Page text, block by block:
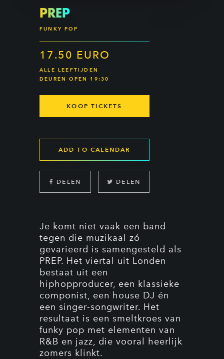
PREP
FUNKY POP
17.50 EURO
ALLE LEEFTIJDEN
DEUREN OPEN 19:30
KOOP TICKETS
ADD TO CALENDAR
DELEN DELEN
Je komt niet vaak een band
tegen die muzikaal zó
gevarieerd is samengesteld als
PREP. Het viertal uit Londen
bestaat uit een
hiphopproducer, een klassieke
componist, een house DJ én
een singer-songwriter. Het
resultaat is een smeltkroes van
funky pop met elementen van
R&B en jazz, die vooral heerlijk
zomers klinkt.